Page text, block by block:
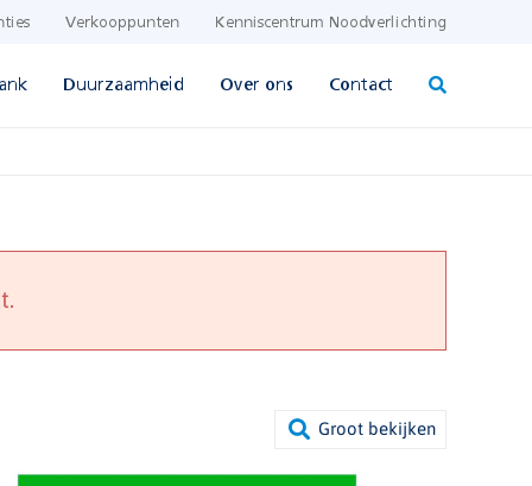
Verkooppunten Kenniscentrum Noodverlichting
Duurzaamheid Over ons Contact